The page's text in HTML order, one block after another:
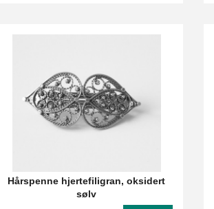
Hårspenne hjertefiligran, oksidert
sølv